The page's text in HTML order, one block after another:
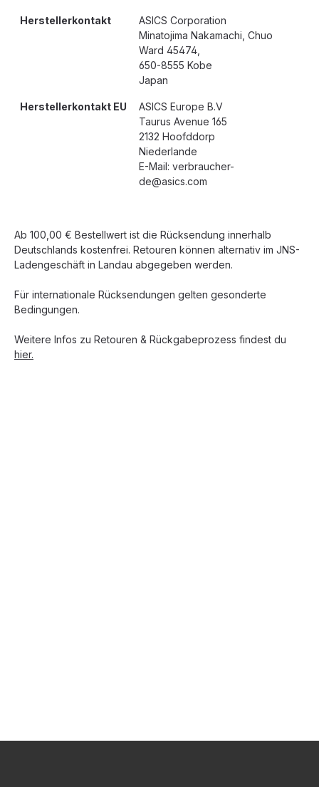
Herstellerkontakt
ASICS Corporation
Minatojima Nakamachi, Chuo
Ward 45474,
650-8555 Kobe
Japan
Herstellerkontakt EU
ASICS Europe B.V
Taurus Avenue 165
2132 Hoofddorp
Niederlande
E-Mail: verbraucher-
de@asics.com
Ab 100,00 € Bestellwert ist die Rücksendung innerhalb
Deutschlands kostenfrei. Retouren können alternativ im JNS-
Ladengeschäft in Landau abgegeben werden.
Für internationale Rücksendungen gelten gesonderte
Bedingungen.
Weitere Infos zu Retouren & Rückgabeprozess findest du
hier.